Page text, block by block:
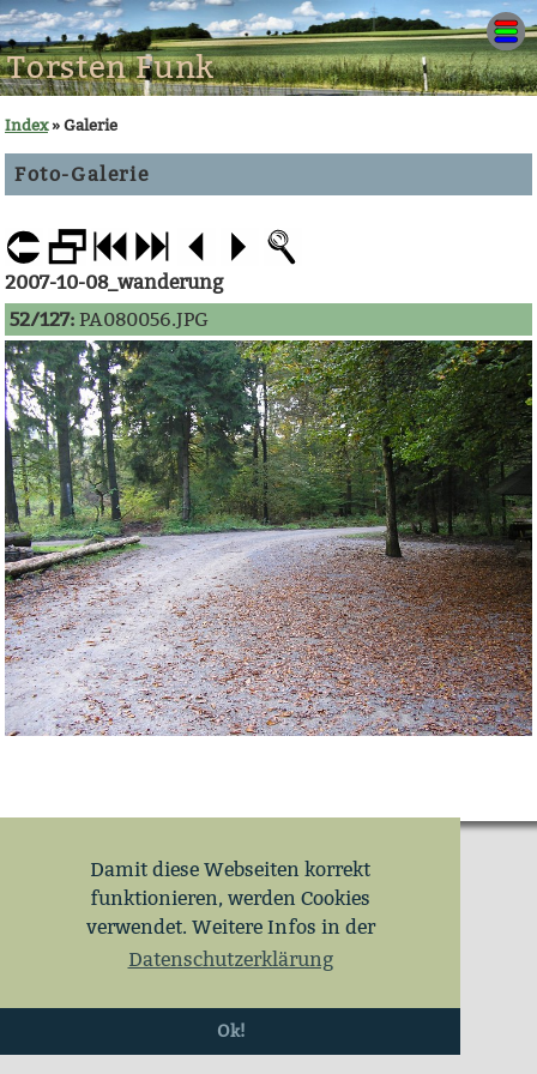
Damit diese Webseiten korrekt
funktionieren, werden Cookies
verwendet. Weitere Infos in der
Datenschutzerklärung
Ok!
Torsten Funk
Index» Galerie
Foto-Galerie
2007-10-08_wanderung
52/127: PA080056.JPG